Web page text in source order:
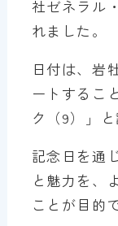
社ゼネラル
れました。
日付は、岩
ートするこ
ク（9）」
記念日を通
と魅力を、
ことが目的